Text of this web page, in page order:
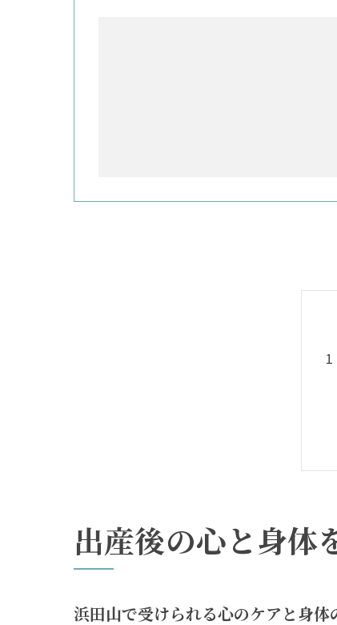
出産後の心と身体
浜田山で受けられる心のケアと身体